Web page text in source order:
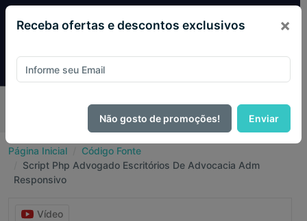
Desconto exclusivo! Pague com
PIX e ganhe 14% OFF
em todo o site no mês de Agosto.
Página Inicial
Código Fonte
Script Php Advogado Escritórios De Advocacia Adm
Responsivo
Vídeo
Receba ofertas e descontos exclusivos ×
Não gosto de promoções! Enviar